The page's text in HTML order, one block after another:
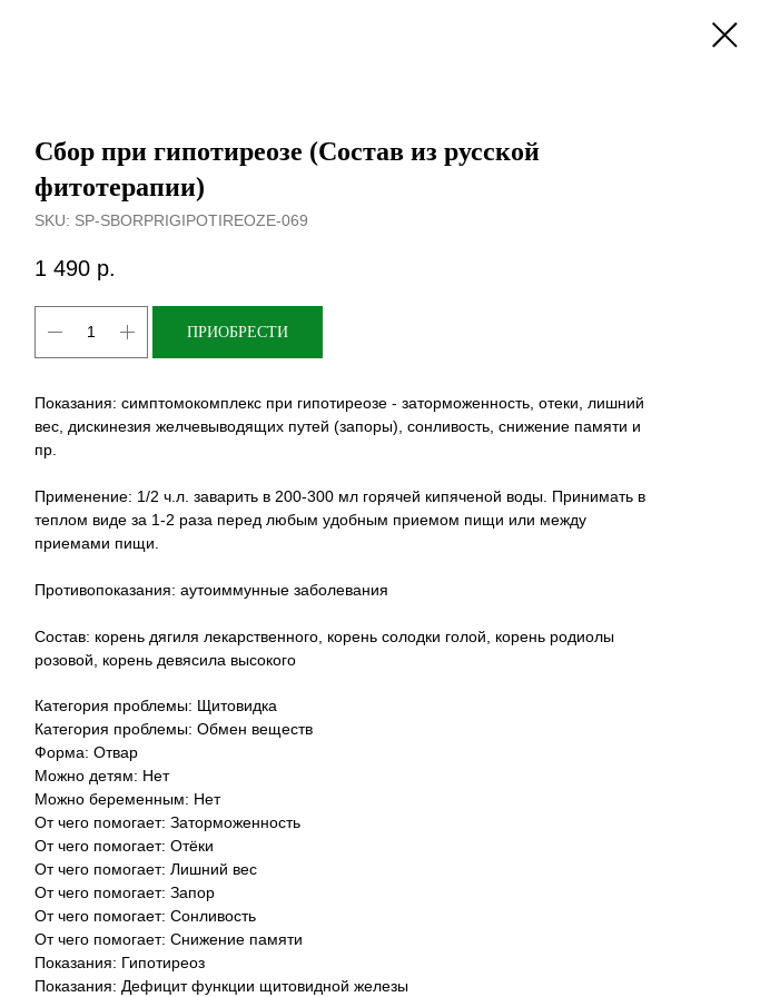
Сбор при гипотиреозе (Состав из русской
фитотерапии)
SKU: SP-SBORPRIGIPOTIREOZE-069
1 490 р.
ПРИОБРЕСТИ
Показания: симптомокомплекс при гипотиреозе - заторможенность, отеки, лишний
вес, дискинезия желчевыводящих путей (запоры), сонливость, снижение памяти и
пр.
Применение: 1/2 ч.л. заварить в 200-300 мл горячей кипяченой воды. Принимать в
теплом виде за 1-2 раза перед любым удобным приемом пищи или между
приемами пищи.
Противопоказания: аутоиммунные заболевания
Состав: корень дягиля лекарственного, корень солодки голой, корень родиолы
розовой, корень девясила высокого
Категория проблемы: Щитовидка
Категория проблемы: Обмен веществ
Форма: Отвар
Можно детям: Нет
Можно беременным: Нет
От чего помогает: Заторможенность
От чего помогает: Отёки
От чего помогает: Лишний вес
От чего помогает: Запор
От чего помогает: Сонливость
От чего помогает: Снижение памяти
Показания: Гипотиреоз
Показания: Дефицит функции щитовидной железы